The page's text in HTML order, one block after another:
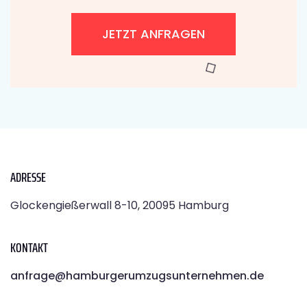
JETZT ANFRAGEN
ADRESSE
Glockengießerwall 8-10, 20095 Hamburg
KONTAKT
anfrage@hamburgerumzugsunternehmen.de